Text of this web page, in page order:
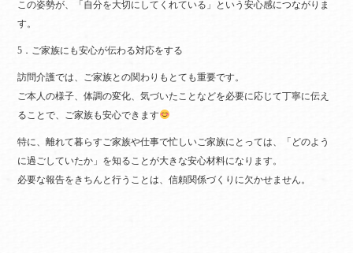
この姿勢が、「自分を大切にしてくれている」という安心感につながりま
す。
5．ご家族にも安心が伝わる対応をする
訪問介護では、ご家族との関わりもとても重要です。
ご本人の様子、体調の変化、気づいたことなどを必要に応じて丁寧に伝え
ることで、ご家族も安心できます
特に、離れて暮らすご家族や仕事で忙しいご家族にとっては、「どのよう
に過ごしていたか」を知ることが大きな安心材料になります。
必要な報告をきちんと行うことは、信頼関係づくりに欠かせません。